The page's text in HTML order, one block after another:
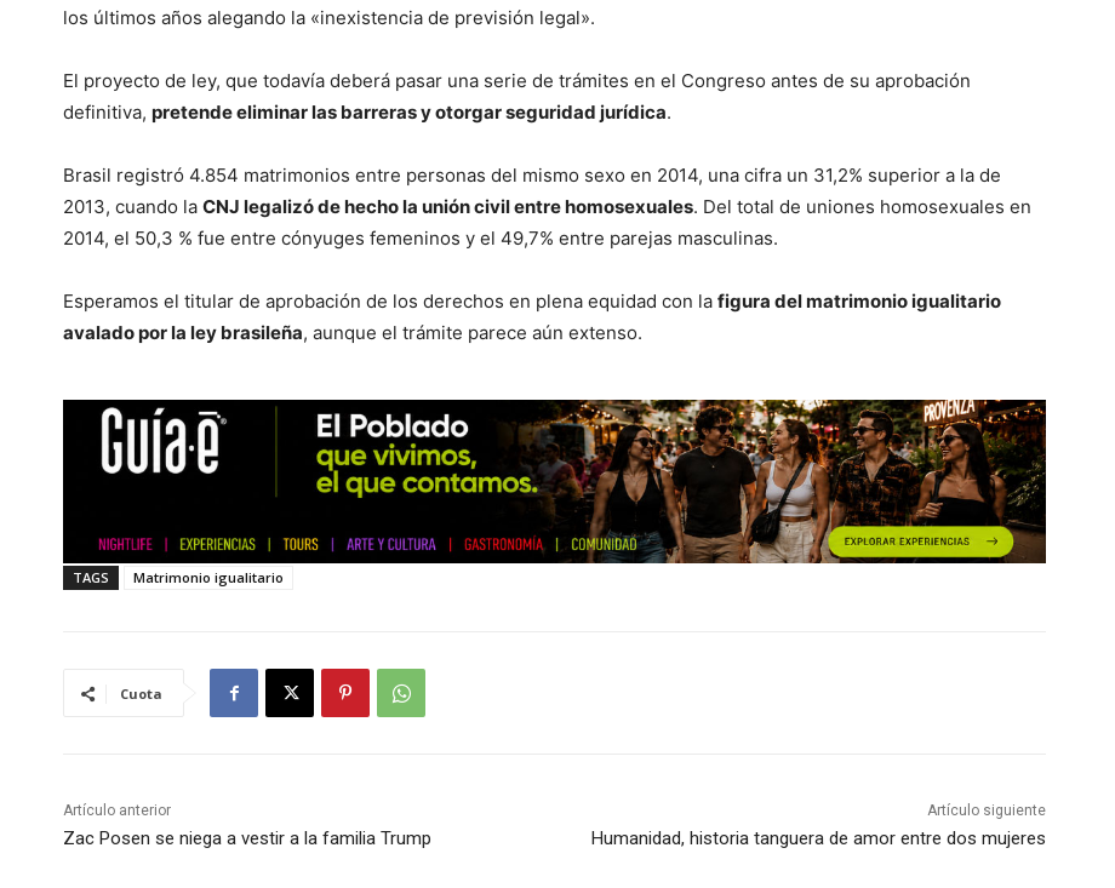
los últimos años alegando la «inexistencia de previsión legal».
El proyecto de ley, que todavía deberá pasar una serie de trámites en el Congreso antes de su aprobación
definitiva, pretende eliminar las barreras y otorgar seguridad jurídica.
Brasil registró 4.854 matrimonios entre personas del mismo sexo en 2014, una cifra un 31,2% superior a la de
2013, cuando la CNJ legalizó de hecho la unión civil entre homosexuales. Del total de uniones homosexuales en
2014, el 50,3 % fue entre cónyuges femeninos y el 49,7% entre parejas masculinas.
Esperamos el titular de aprobación de los derechos en plena equidad con la figura del matrimonio igualitario
avalado por la ley brasileña, aunque el trámite parece aún extenso.
TAGS Matrimonio igualitario
Cuota
Artículo anterior
Zac Posen se niega a vestir a la familia Trump
Artículo siguiente
Humanidad, historia tanguera de amor entre dos mujeres